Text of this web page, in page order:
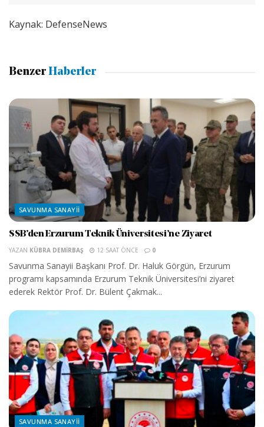
Kaynak: DefenseNews
Benzer Haberler
SAVUNMA SANAYII
SSB’den Erzurum Teknik Üniversitesi’ne Ziyaret
YAZAN KÜBRA DEMIRBAŞ 12 SAAT ÖNCE 0
Savunma Sanayii Başkanı Prof. Dr. Haluk Görgün, Erzurum
programı kapsamında Erzurum Teknik Üniversitesi’ni ziyaret
ederek Rektör Prof. Dr. Bülent Çakmak...
SAVUNMA SANAYII